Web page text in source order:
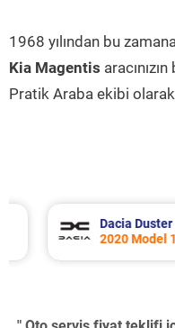
1968 yılından bu
Kia Magentis
Pratik Araba ekibi olarak
Dacia Duster
2020 Model 1.6